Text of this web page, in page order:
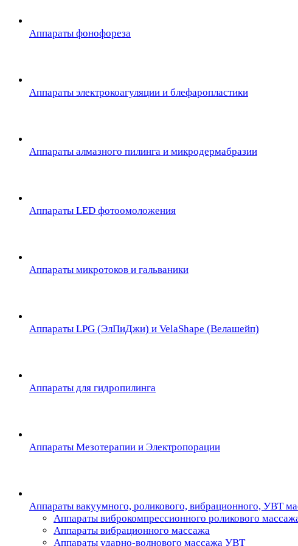
Аппараты фонофореза
Аппараты электрокоагуляции и блефаропластики
Аппараты алмазного пилинга и микродермабразии
Аппараты LED фотоомоложения
Аппараты микротоков и гальваники
Аппараты LPG (ЭлПиДжи) и VelaShape (Велашейп)
Аппараты для гидропилинга
Аппараты Мезотерапии и Электропорации
Аппараты вакуумного, роликового, вибрационного, УВТ
Аппараты виброкомпрессионного роликового
Аппараты вибрационного массажа
Аппараты ударно-волнового массажа УВТ